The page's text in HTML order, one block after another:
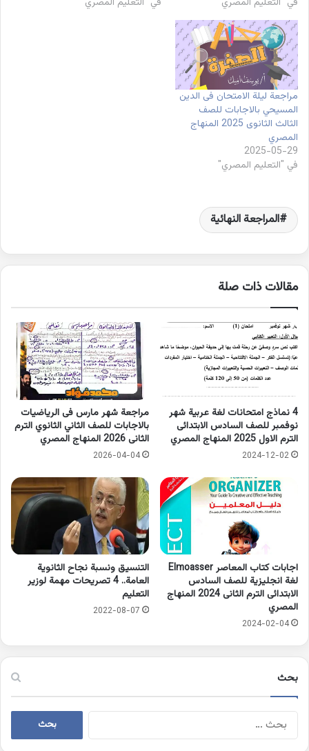
مراجعة ليلة الامتحان فى الدين
المسيحي بالاجابات للصف
الثالث الثانوى 2025 المنهاج
المصري
2025-05-29
في "التعليم المصري"
المراجعة النهائية
مقالات ذات صلة
4 نماذج امتحانات لغة عربية شهر
نوفمبر للصف السادس الابتدائى
الترم الاول 2025 المنهاج المصري
2024-12-02
مراجعة شهر مارس فى الرياضيات
بالاجابات للصف الثاني الثانوي الترم
الثانى 2026 المنهاج المصري
2026-04-04
اجابات كتاب المعاصر Elmoasser
لغة انجليزية للصف السادس
الابتدائى الترم الثانى 2024 المنهاج
المصري
2024-02-04
التنسيق ونسبة نجاح الثانوية
العامة.. 4 تصريحات مهمة لوزير
التعليم
2022-08-07
بحث
البحث